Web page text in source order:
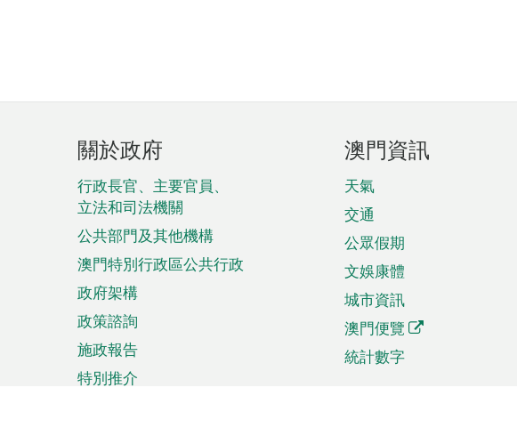
頁
腳
菜
單
關於政府
行政長官、主要官員、
立法和司法機關
公共部門及其他機構
澳門特別行政區公共行政
政府架構
政策諮詢
施政報告
特別推介
澳門資訊
天氣
交通
公眾假期
文娛康體
城市資訊
澳門便覽
統計數字